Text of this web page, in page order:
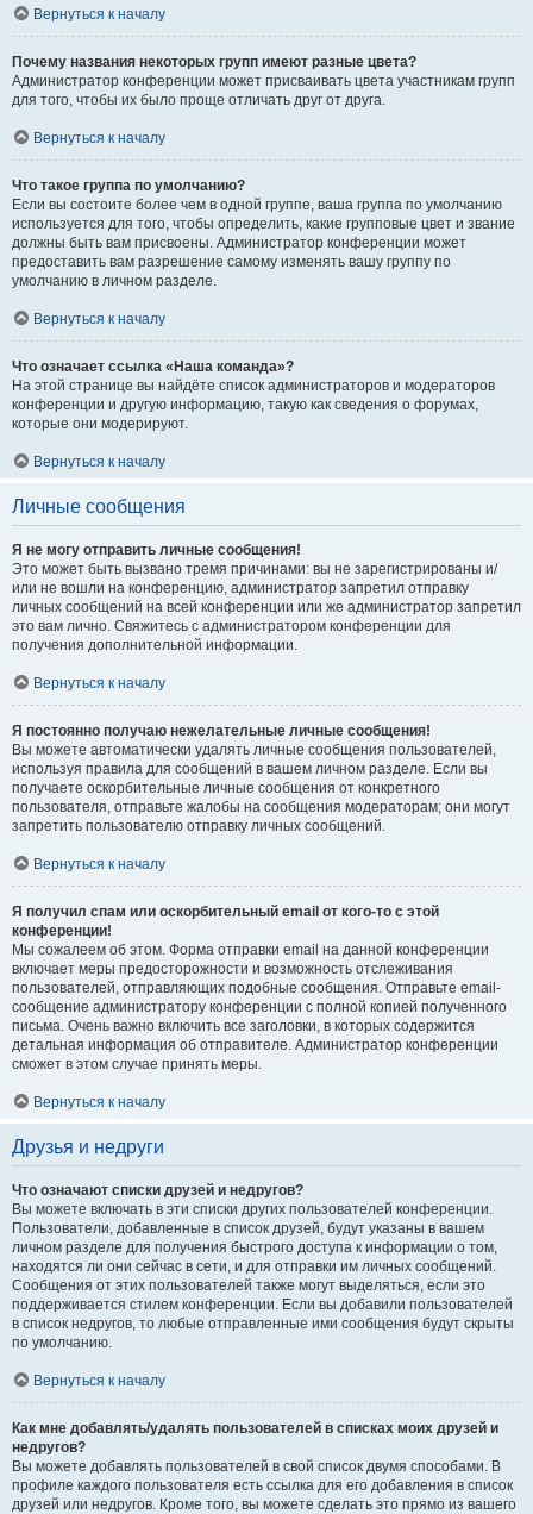
Вернуться к началу
Почему названия некоторых групп имеют разные цвета?
Администратор конференции может присваивать цвета участникам групп
для того, чтобы их было проще отличать друг от друга.
Вернуться к началу
Что такое группа по умолчанию?
Если вы состоите более чем в одной группе, ваша группа по умолчанию
используется для того, чтобы определить, какие групповые цвет и звание
должны быть вам присвоены. Администратор конференции может
предоставить вам разрешение самому изменять вашу группу по
умолчанию в личном разделе.
Вернуться к началу
Что означает ссылка «Наша команда»?
На этой странице вы найдёте список администраторов и модераторов
конференции и другую информацию, такую как сведения о форумах,
которые они модерируют.
Вернуться к началу
Личные сообщения
Я не могу отправить личные сообщения!
Это может быть вызвано тремя причинами: вы не зарегистрированы и/
или не вошли на конференцию, администратор запретил отправку
личных сообщений на всей конференции или же администратор запретил
это вам лично. Свяжитесь с администратором конференции для
получения дополнительной информации.
Вернуться к началу
Я постоянно получаю нежелательные личные сообщения!
Вы можете автоматически удалять личные сообщения пользователей,
используя правила для сообщений в вашем личном разделе. Если вы
получаете оскорбительные личные сообщения от конкретного
пользователя, отправьте жалобы на сообщения модераторам; они могут
запретить пользователю отправку личных сообщений.
Вернуться к началу
Я получил спам или оскорбительный email от кого-то с этой
конференции!
Мы сожалеем об этом. Форма отправки email на данной конференции
включает меры предосторожности и возможность отслеживания
пользователей, отправляющих подобные сообщения. Отправьте email-
сообщение администратору конференции с полной копией полученного
письма. Очень важно включить все заголовки, в которых содержится
детальная информация об отправителе. Администратор конференции
сможет в этом случае принять меры.
Вернуться к началу
Друзья и недруги
Что означают списки друзей и недругов?
Вы можете включать в эти списки других пользователей конференции.
Пользователи, добавленные в список друзей, будут указаны в вашем
личном разделе для получения быстрого доступа к информации о том,
находятся ли они сейчас в сети, и для отправки им личных сообщений.
Сообщения от этих пользователей также могут выделяться, если это
поддерживается стилем конференции. Если вы добавили пользователей
в список недругов, то любые отправленные ими сообщения будут скрыты
по умолчанию.
Вернуться к началу
Как мне добавлять/удалять пользователей в списках моих друзей и
недругов?
Вы можете добавлять пользователей в свой список двумя способами. В
профиле каждого пользователя есть ссылка для его добавления в список
друзей или недругов. Кроме того, вы можете сделать это прямо из вашего